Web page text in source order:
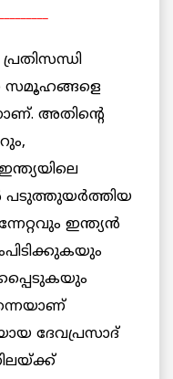
സമൂഹങ്ങളെ
അതിന്റെ
പടുത്തുയര്‍ത്തിയ
ഇന്ത്യന്‍
ദേവപ്രസാദ്